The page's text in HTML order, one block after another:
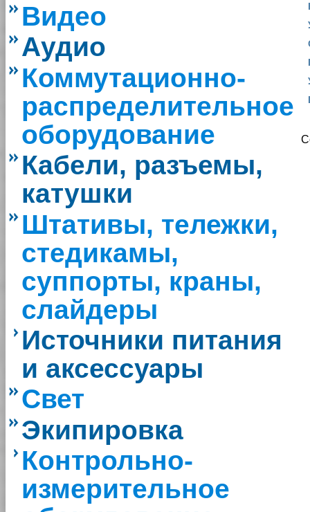
Видео
Аудио
Коммутационно-
распределительное
оборудование
Кабели, разъемы,
катушки
Штативы, тележки,
стедикамы,
суппорты, краны,
слайдеры
Источники питания
и аксессуары
Свет
Экипировка
Контрольно-
измерительное